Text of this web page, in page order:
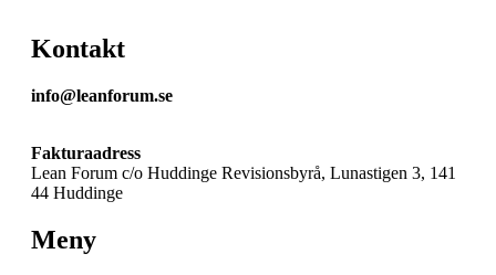
Kontakt
info@leanforum.se
Fakturaadress
Lean Forum c/o Huddinge Revisionsbyrå, Lunastigen 3, 141
44 Huddinge
Meny